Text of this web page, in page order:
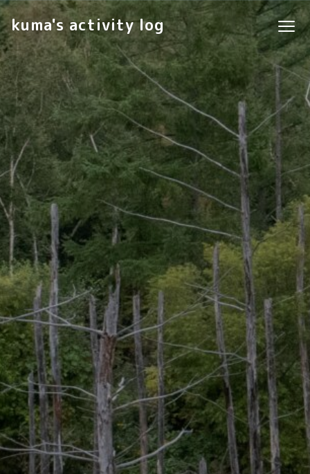
kuma's activity log